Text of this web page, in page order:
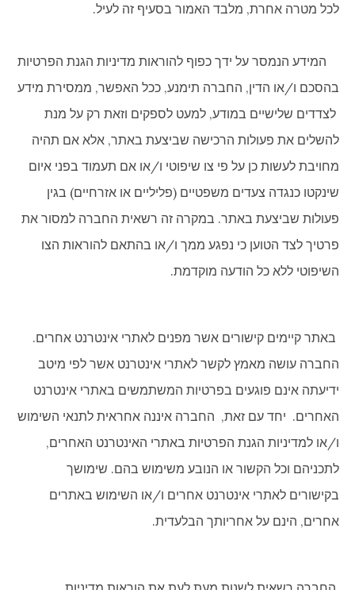
לכל מטרה אחרת, מלבד האמור בסעיף זה לעיל.
המידע הנמסר על ידך כפוף להוראות מדיניות הגנת הפרטיות
בהסכם ו/או הדין, החברה תימנע, ככל האפשר, ממסירת מידע
לצדדים שלישיים במודע, למעט לספקים וזאת רק על מנת
להשלים את פעולות הרכישה שביצעת באתר, אלא אם תהיה
מחויבת לעשות כן על פי צו שיפוטי ו/או אם תעמוד בפני איום
שינקטו כנגדה צעדים משפטיים (פליליים או אזרחיים) בגין
פעולות שביצעת באתר. במקרה זה רשאית החברה למסור את
פרטיך לצד הטוען כי נפגע ממך ו/או בהתאם להוראות הצו
השיפוטי ללא כל הודעה מוקדמת.
באתר קיימים קישורים אשר מפנים לאתרי אינטרנט אחרים.
החברה עושה מאמץ לקשר לאתרי אינטרנט אשר לפי מיטב
ידיעתה אינם פוגעים בפרטיות המשתמשים באתרי אינטרנט
האחרים. יחד עם זאת, החברה איננה אחראית לתנאי השימוש
ו/או למדיניות הגנת הפרטיות באתרי האינטרנט האחרים,
לתכניהם וכל הקשור או הנובע משימוש בהם. שימושך
בקישורים לאתרי אינטרנט אחרים ו/או השימוש באתרים
אחרים, הינם על אחריותך הבלעדית.